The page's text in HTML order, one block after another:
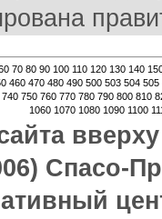
70 80 90 100 110 120 130 140
460 470 480 490 500 503 504 505
740 750 760 770 780 790 800 810
1060 1070 1080 1090 1100
Спасо-